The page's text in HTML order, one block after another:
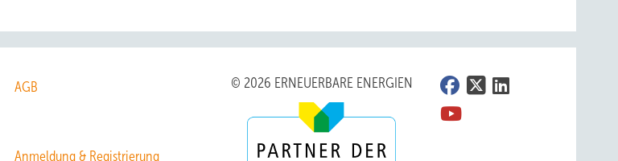
AGB
Anmeldung & Registrierung
© 2026 ERNEUERBARE ENERGIEN